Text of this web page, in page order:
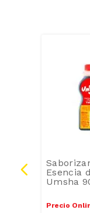
Esencia
Umsha
Precio